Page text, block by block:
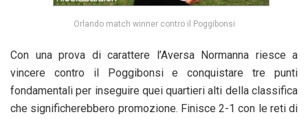
Orlando match winner contro il Poggibonsi
Con una prova di carattere l’Aversa Normanna riesce a
vincere contro il Poggibonsi e conquistare tre punti
fondamentali per inseguire quei quartieri alti della classifica
che significherebbero promozione. Finisce 2-1 con le reti di